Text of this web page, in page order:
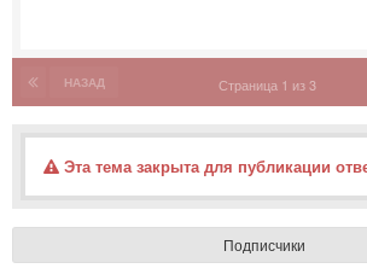
НАЗАД Страница 1 из 3
Эта тема закрыта для публикации
Подписчики